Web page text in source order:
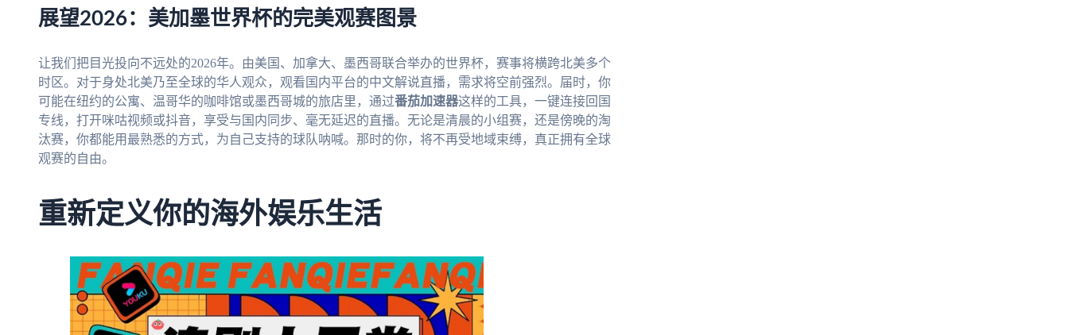
展望2026：美加墨世界杯的完美观赛图景
让我们把目光投向不远处的2026年。由美国、加拿大、墨西哥联合举办的世界杯，赛事将横跨北美多个
时区。对于身处北美乃至全球的华人观众，观看国内平台的中文解说直播，需求将空前强烈。届时，你
可能在纽约的公寓、温哥华的咖啡馆或墨西哥城的旅店里，通过番茄加速器这样的工具，一键连接回国
专线，打开咪咕视频或抖音，享受与国内同步、毫无延迟的直播。无论是清晨的小组赛，还是傍晚的淘
汰赛，你都能用最熟悉的方式，为自己支持的球队呐喊。那时的你，将不再受地域束缚，真正拥有全球
观赛的自由。
重新定义你的海外娱乐生活